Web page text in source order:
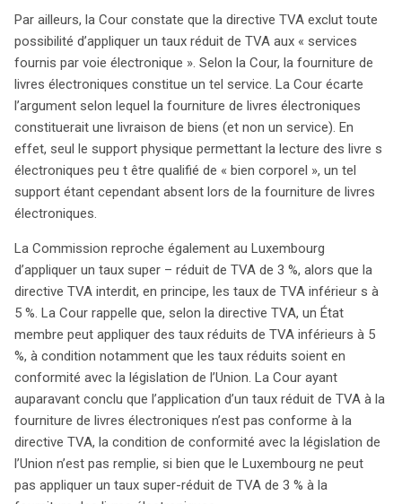
Par ailleurs, la Cour constate que la directive TVA exclut toute
possibilité d’appliquer un taux réduit de TVA aux « services
fournis par voie électronique ». Selon la Cour, la fourniture de
livres électroniques constitue un tel service. La Cour écarte
l’argument selon lequel la fourniture de livres électroniques
constituerait une livraison de biens (et non un service). En
effet, seul le support physique permettant la lecture des livre s
électroniques peu t être qualifié de « bien corporel », un tel
support étant cependant absent lors de la fourniture de livres
électroniques.
La Commission reproche également au Luxembourg
d’appliquer un taux super – réduit de TVA de 3 %, alors que la
directive TVA interdit, en principe, les taux de TVA inférieur s à
5 %. La Cour rappelle que, selon la directive TVA, un État
membre peut appliquer des taux réduits de TVA inférieurs à 5
%, à condition notamment que les taux réduits soient en
conformité avec la législation de l’Union. La Cour ayant
auparavant conclu que l’application d’un taux réduit de TVA à la
fourniture de livres électroniques n’est pas conforme à la
directive TVA, la condition de conformité avec la législation de
l’Union n’est pas remplie, si bien que le Luxembourg ne peut
pas appliquer un taux super-réduit de TVA de 3 % à la